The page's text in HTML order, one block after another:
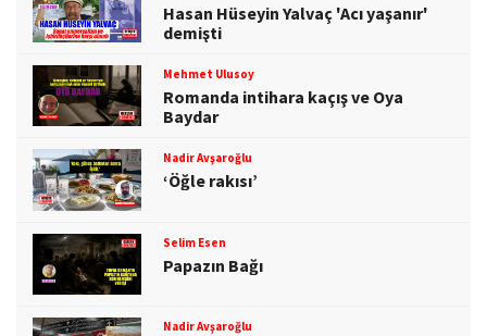
Hasan Hüseyin Yalvaç 'Acı yaşanır'
demişti
Mehmet Ulusoy
Romanda intihara kaçış ve Oya
Baydar
Nadir Avşaroğlu
‘Öğle rakısı’
Selim Esen
Papazın Bağı
Nadir Avşaroğlu